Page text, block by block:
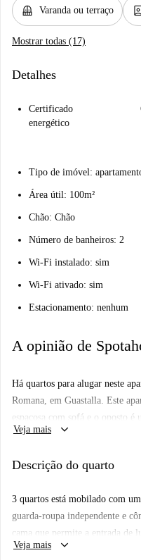
balcony Varanda ou terraço
Mostrar todas (17)
Detalhes
Certificado
energético
Tipo de imóvel:
Área útil: 100m²
Chão: Chão
Número de banheiros: 2
Wi-Fi instalado: sim
Wi-Fi ativado: sim
Estacionamento: nenhum
A opinião de
Há quartos para alugar neste
Romana, em Guastalla. Este
espaçosa com sofá e o oposto é
janela está situada no final da
companheiros de apartamento
Este apartamento está
central. Nas proximidades
ser incomodado cozinhar
Veja mais keyboard_arrow_down
Descrição do quarto
3 quartos está mobilado com
guarda-roupa independente e
cama que permite a entrada de
tem um espelho de corpo inteiro
Veja mais keyboard_arrow_down